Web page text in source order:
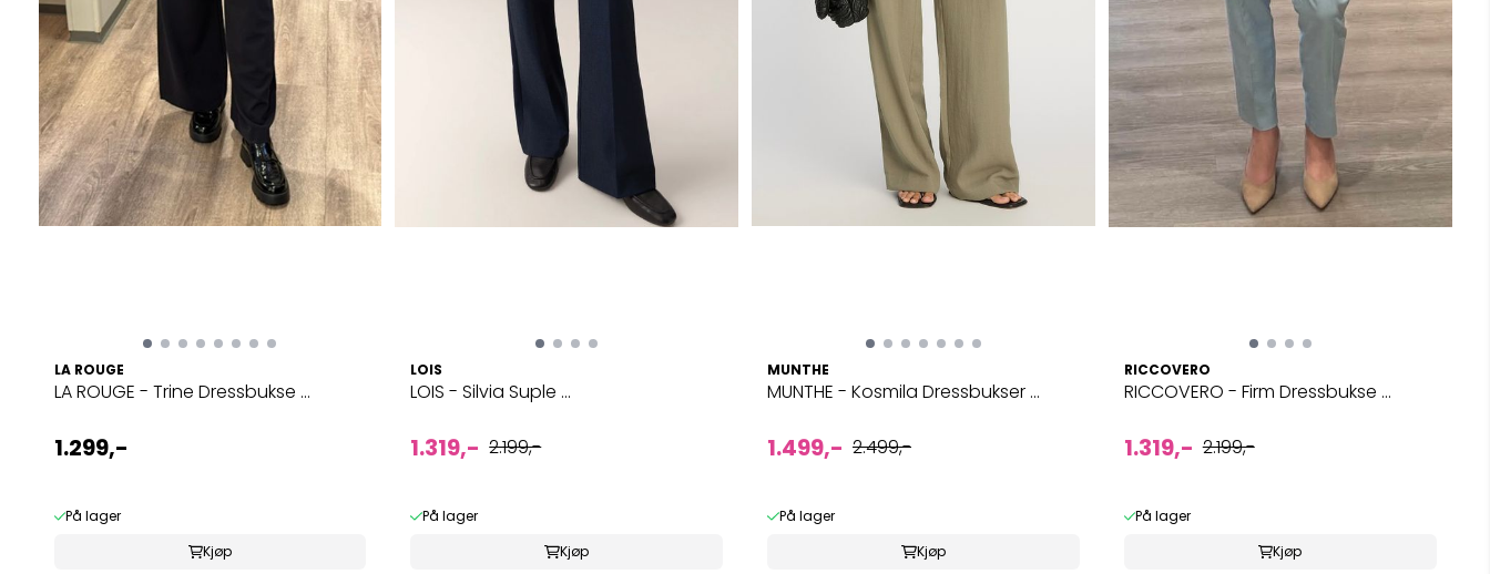
LA ROUGE
LA ROUGE - Trine Dressbukse ...
1.299,-
På lager
Kjøp
LOIS
LOIS - Silvia Suple ...
1.319,- 2.199,-
På lager
Kjøp
MUNTHE
MUNTHE - Kosmila Dressbukser ...
1.499,- 2.499,-
På lager
Kjøp
RICCOVERO
RICCOVERO - Firm Dressbukse ...
1.319,- 2.199,-
På lager
Kjøp